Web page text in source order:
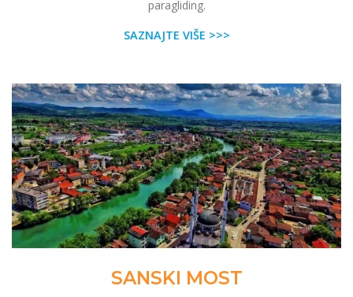
paragliding.
SAZNAJTE VIŠE >>>
SANSKI MOST